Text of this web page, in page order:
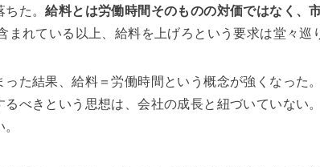
ちた。給料とは労働時間そのものの対価ではなく、
まれている以上、給料を上げろという要求は堂々巡
った結果、給料＝労働時間という概念が強くなった
べきという思想は、会社の成長と紐づいていない